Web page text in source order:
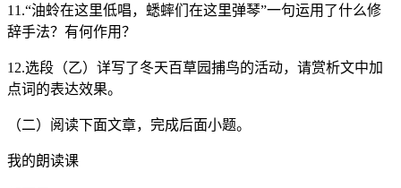
11.“油蛉在这里低唱，蟋蟀们在这里弹琴”一句运用了什么修
辞手法？有何作用？
12.选段（乙）详写了冬天百草园捕鸟的活动，请赏析文中加
点词的表达效果。
（二）阅读下面文章，完成后面小题。
我的朗读课